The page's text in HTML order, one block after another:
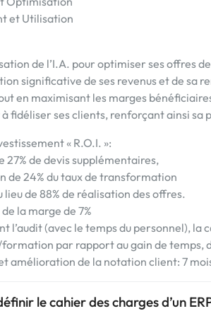
et Utilisation
de l’I.A. pour optimiser ses offres
significative de ses revenus et de sa
en maximisant les marges
fidéliser ses clients, renforçant ainsi sa
« R.O.I. »:
27% de devis supplémentaires,
de 24% du taux de transformation
lieu de 88% de réalisation des offres.
la marge de 7%
l’audit (avec le temps du personnel), la
par rapport au gain de temps,
amélioration de la notation client: 7
le cahier des charges d’un